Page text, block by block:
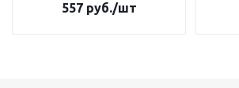
557руб./шт